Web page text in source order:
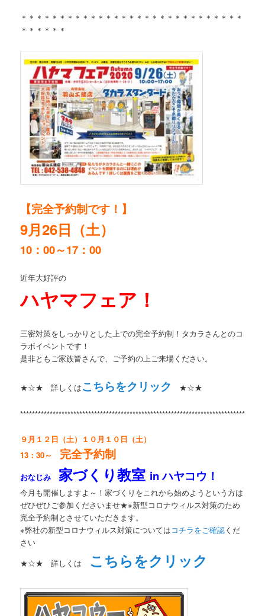
＊＊＊＊＊＊＊＊＊＊＊＊＊＊＊＊＊＊＊＊＊＊＊＊＊＊＊＊＊
＊＊＊＊＊＊
【完全予約制です！】
9月26日（土）
10：00～17：00
近年大好評の
ハヤマフェア！
三密対策をしっかりとした上での完全予約制！タカラさんとのコ
ラボイベントです！
是非ともご家族皆さんで、ご予約の上ご来場ください。
★☆★ 詳しくはこちらをクリック ★☆★
**********************************************************************************
９月１２日（土）１０月１０日（土）
13：30～ 完全予約制
おなじみ家づくり教室 in ハヤコウ！
今月も開催しますよ～！家づくりをこれから始めようという方は
ぜひぜひご参加くださいませ★※新型コロナウィルス対策のため
完全予約制とさせていただきます。
※弊社の新型コロナウィルス対策についてはコチラをご確認くだ
さい
★☆★ 詳しくは
こちらをクリック